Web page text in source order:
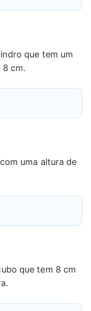
que tem um
8 cm.
uma altura de
que tem 8 cm